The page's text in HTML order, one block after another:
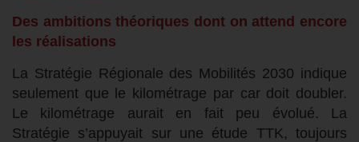
Des ambitions théoriques dont on attend encore
les réalisations
La Stratégie Régionale des Mobilités 2030 indique
seulement que le kilométrage par car doit doubler.
Le kilométrage aurait en fait peu évolué. La
Stratégie s’appuyait sur une étude TTK, toujours